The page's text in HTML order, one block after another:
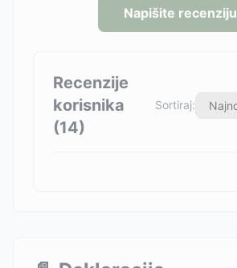
Napišite recenziju
Recenzije
korisnika
(14)
Sortiraj: